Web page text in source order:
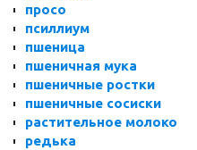
просо
псиллиум
пшеница
пшеничная мука
пшеничные ростки
пшеничные сосиски
растительное молоко
редька